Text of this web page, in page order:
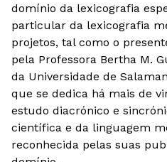
domínio da lexicografia
particular da lexicografia
projetos, tal como o
pela Professora Bertha M.
da Universidade de
que se dedica há mais de
estudo diacrónico e
científica e da linguagem
reconhecida pelas suas